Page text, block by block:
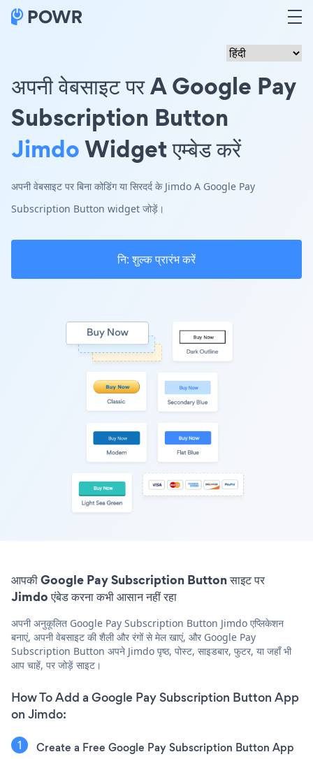
अपनी वेबसाइट पर A Google Pay
Subscription Button
JimdoWidget एम्बेड करें
अपनी वेबसाइट पर बिना कोडिंग या सिरदर्द के Jimdo A Google Pay
Subscription Button widget जोड़ें।
नि: शुल्क प्रारंभ करें
आपकी Google Pay Subscription Button साइट पर
Jimdo एंबेड करना कभी आसान नहीं रहा
अपनी अनुकूलित Google Pay Subscription Button Jimdo एप्लिकेशन
बनाएं, अपनी वेबसाइट की शैली और रंगों से मेल खाएं, और Google Pay
Subscription Button अपने Jimdo पृष्ठ, पोस्ट, साइडबार, फुटर, या जहाँ भी
आप चाहें, पर जोड़ें साइट।
How To Add a Google Pay Subscription Button App
on Jimdo:
Create a Free Google Pay Subscription Button App